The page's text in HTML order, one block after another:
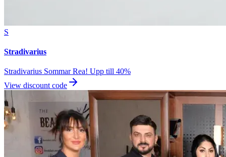
S
Stradivarius
Stradivarius Sommar Rea! Upp till 40%
View discount code